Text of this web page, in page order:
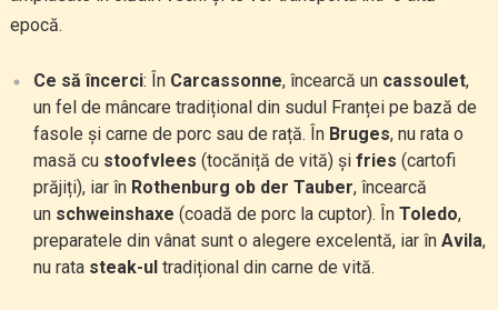
epocă.
Ce să încerci: În Carcassonne, încearcă un cassoulet,
un fel de mâncare tradițional din sudul Franței pe bază de
fasole și carne de porc sau de rață. În Bruges, nu rata o
masă cu stoofvlees (tocăniță de vită) și fries (cartofi
prăjiți), iar în Rothenburg ob der Tauber, încearcă
un schweinshaxe (coadă de porc la cuptor). În Toledo,
preparatele din vânat sunt o alegere excelentă, iar în Avila,
nu rata steak-ultradițional din carne de vită.